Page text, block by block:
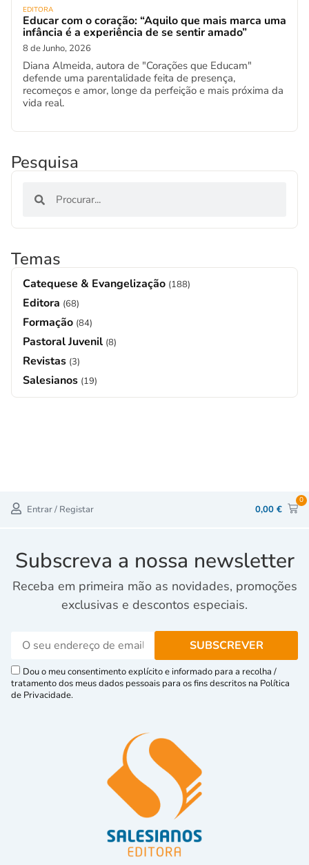
EDITORA
Educar com o coração: “Aquilo que mais marca uma
infância é a experiência de se sentir amado”
8 de Junho, 2026
Diana Almeida, autora de "Corações que Educam"
defende uma parentalidade feita de presença,
recomeços e amor, longe da perfeição e mais próxima da
vida real.
Pesquisa
Temas
Catequese & Evangelização (188)
Editora (68)
Formação (84)
Pastoral Juvenil (8)
Revistas (3)
Salesianos (19)
Entrar / Registar 0,00 €
0
Subscreva a nossa newsletter
Receba em primeira mão as novidades, promoções
exclusivas e descontos especiais.
Dou o meu consentimento explícito e informado para a recolha /
tratamento dos meus dados pessoais para os fins descritos na Política
de Privacidade.